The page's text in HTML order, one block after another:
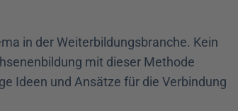
in der Weiterbildungsbranche. Kein
mit dieser Methode
Ideen und Ansätze für die Verbindung